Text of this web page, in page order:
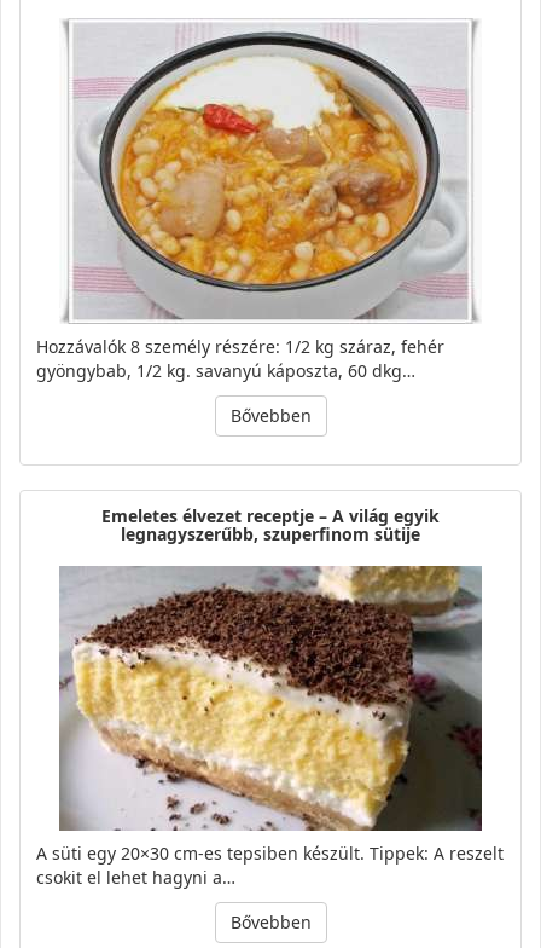
Hozzávalók 8 személy részére: 1/2 kg száraz, fehér
gyöngybab, 1/2 kg. savanyú káposzta, 60 dkg…
Bővebben
Emeletes élvezet receptje – A világ egyik
legnagyszerűbb, szuperfinom sütije
A süti egy 20×30 cm-es tepsiben készült. Tippek: A reszelt
csokit el lehet hagyni a…
Bővebben